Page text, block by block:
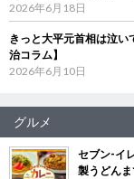
2026年6月18日
きっと大平元首相は泣
治コラム】
2026年6月10日
グルメ
セブン‐イ
製うどん